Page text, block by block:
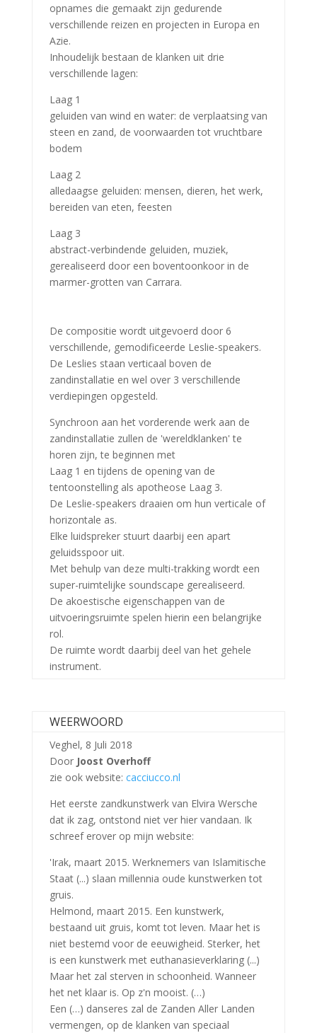
opnames die gemaakt zijn gedurende
verschillende reizen en projecten in Europa en
Azie.
Inhoudelijk bestaan de klanken uit drie
verschillende lagen:
Laag 1
geluiden van wind en water: de verplaatsing van
steen en zand, de voorwaarden tot vruchtbare
bodem
Laag 2
alledaagse geluiden: mensen, dieren, het werk,
bereiden van eten, feesten
Laag 3
abstract-verbindende geluiden, muziek,
gerealiseerd door een boventoonkoor in de
marmer-grotten van Carrara.
De compositie wordt uitgevoerd door 6
verschillende, gemodificeerde Leslie-speakers.
De Leslies staan verticaal boven de
zandinstallatie en wel over 3 verschillende
verdiepingen opgesteld.
Synchroon aan het vorderende werk aan de
zandinstallatie zullen de 'wereldklanken' te
horen zijn, te beginnen met
Laag 1 en tijdens de opening van de
tentoonstelling als apotheose Laag 3.
De Leslie-speakers draaien om hun verticale of
horizontale as.
Elke luidspreker stuurt daarbij een apart
geluidsspoor uit.
Met behulp van deze multi-trakking wordt een
super-ruimtelijke soundscape gerealiseerd.
De akoestische eigenschappen van de
uitvoeringsruimte spelen hierin een belangrijke
rol.
De ruimte wordt daarbij deel van het gehele
instrument.
WEERWOORD
Veghel, 8 Juli 2018
Door Joost Overhoff
zie ook website: cacciucco.nl
Het eerste zandkunstwerk van Elvira Wersche
dat ik zag, ontstond niet ver hier vandaan. Ik
schreef erover op mijn website:
'Irak, maart 2015. Werknemers van Islamitische
Staat (...) slaan millennia oude kunstwerken tot
gruis.
Helmond, maart 2015. Een kunstwerk,
bestaand uit gruis, komt tot leven. Maar het is
niet bestemd voor de eeuwigheid. Sterker, het
is een kunstwerk met euthanasieverklaring (...)
Maar het zal sterven in schoonheid. Wanneer
het net klaar is. Op z'n mooist. (…)
Een (…) danseres zal de Zanden Aller Landen
vermengen, op de klanken van speciaal